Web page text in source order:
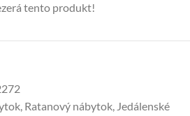
tento produkt!
, Ratanový nábytok, Jedálenské